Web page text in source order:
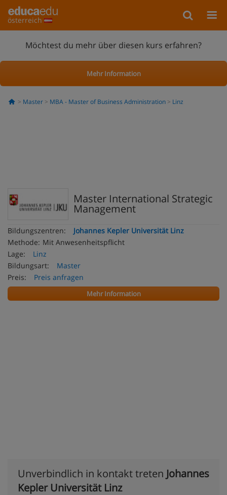
österreich
Möchtest du mehr über diesen kurs erfahren?
Mehr Information
Master MBA - Master of Business Administration Linz
Master International Strategic
Management
Bildungszentren:
Johannes Kepler Universität Linz
Methode: Mit Anwesenheitspflicht
Lage:
Linz
Bildungsart:
Master
Preis:
Preis anfragen
Mehr Information
Unverbindlich in kontakt treten Johannes
Kepler Universität Linz